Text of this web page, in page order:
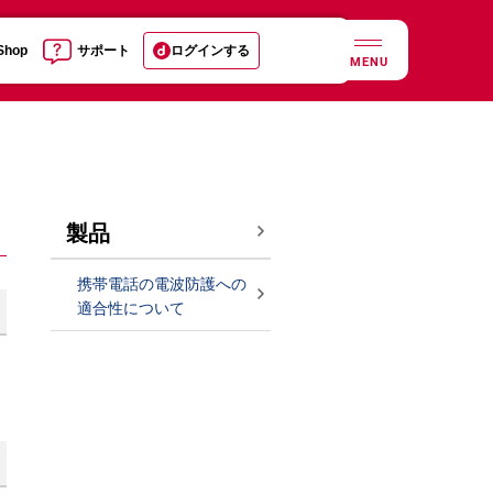
サポート ログインする
MENU
製品
携帯電話の電波防護への
適合性について